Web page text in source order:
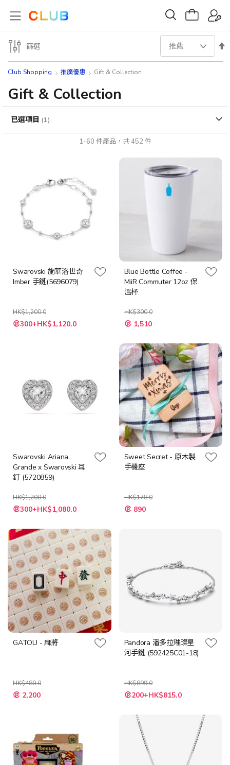
Club Shopping 推廣優惠 Gift & Collection
Gift & Collection
1-60 件產品，共 452件
設
序
方
Swarovski 施華洛世奇
Imber 手鏈(5696079)
HK$1,200.0
特
殊300+HK$1,120.0
Blue Bottle Coffee -
MiiR Commuter 12oz 保
溫杯
HK$300.0
特
殊
格
1,510
Swarovski Ariana
Grande x Swarovski 耳
釘 (5720859)
HK$1,200.0
特
殊
格
300+HK$1,080.0
Sweet Secret - 原木製
手機座
HK$178.0
特
殊 890
GATOU - 麻將
HK$480.0
特
殊 2,200
Pandora 潘多拉璀璨星
河手鏈 (592425C01-18)
HK$899.0
特
殊 200+HK$815.0
篩選
已選項目